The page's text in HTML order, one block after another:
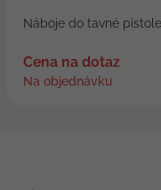
Náboje do tavné pistole
Cena na dotaz
Na objednávku